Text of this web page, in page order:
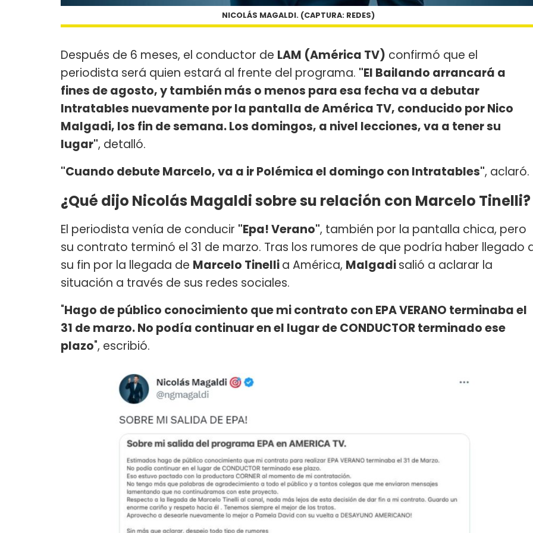
NICOLÁS MAGALDI. (CAPTURA: REDES)
Después de 6 meses, el conductor de LAM (América TV) confirmó que el
periodista será quien estará al frente del programa. "El Bailando arrancará a
fines de agosto, y también más o menos para esa fecha va a debutar
Intratables nuevamente por la pantalla de América TV, conducido por Nico
Malgadi, los fin de semana. Los domingos, a nivel lecciones, va a tener su
lugar", detalló.
"Cuando debute Marcelo, va a ir Polémica el domingo con Intratables", aclaró.
¿Qué dijo Nicolás Magaldi sobre su relación con Marcelo Tinelli?
El periodista venía de conducir "Epa! Verano", también por la pantalla chica, pero
su contrato terminó el 31 de marzo. Tras los rumores de que podría haber llegado
su fin por la llegada de Marcelo Tinellia América, Malgadisalió a aclarar la
situación a través de sus redes sociales.
"Hago de público conocimiento que mi contrato con EPA VERANO terminaba el
31 de marzo. No podía continuar en el lugar de CONDUCTOR terminado ese
plazo", escribió.